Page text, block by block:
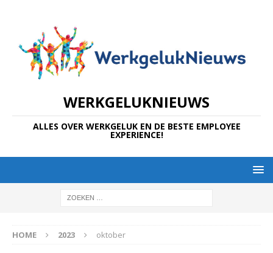
WERKGELUKNIEUWS
ALLES OVER WERKGELUK EN DE BESTE EMPLOYEE
EXPERIENCE!
HOME 2023 oktober